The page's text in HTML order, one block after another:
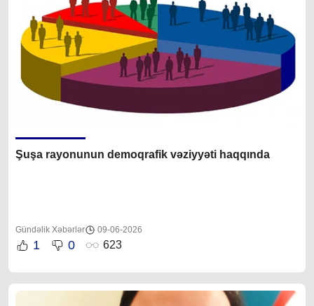
Şuşa rayonunun demoqrafik vəziyyəti haqqında
Gündəlik Xəbərlər 09-06-2026
1 0 623